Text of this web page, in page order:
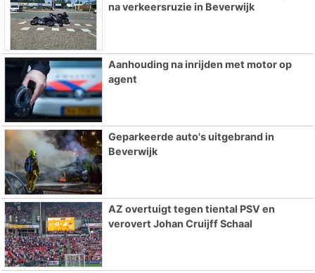
na verkeersruzie in Beverwijk
Aanhouding na inrijden met motor op
agent
Geparkeerde auto's uitgebrand in
Beverwijk
AZ overtuigt tegen tiental PSV en
verovert Johan Cruijff Schaal